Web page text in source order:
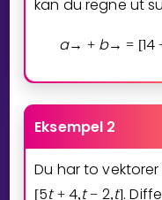
kan du regne ut
a→ + b→ = [14
Eksempel 2
Du har to vektorer
[5t + 4,t − 2,t].